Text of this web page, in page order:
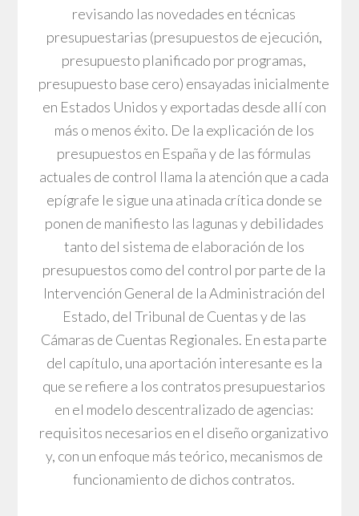
revisando las novedades en técnicas
presupuestarias (presupuestos de ejecución,
presupuesto planificado por programas,
presupuesto base cero) ensayadas inicialmente
en Estados Unidos y exportadas desde allí con
más o menos éxito. De la explicación de los
presupuestos en España y de las fórmulas
actuales de control llama la atención que a cada
epígrafe le sigue una atinada crítica donde se
ponen de manifiesto las lagunas y debilidades
tanto del sistema de elaboración de los
presupuestos como del control por parte de la
Intervención General de la Administración del
Estado, del Tribunal de Cuentas y de las
Cámaras de Cuentas Regionales. En esta parte
del capítulo, una aportación interesante es la
que se refiere a los contratos presupuestarios
en el modelo descentralizado de agencias:
requisitos necesarios en el diseño organizativo
y, con un enfoque más teórico, mecanismos de
funcionamiento de dichos contratos.